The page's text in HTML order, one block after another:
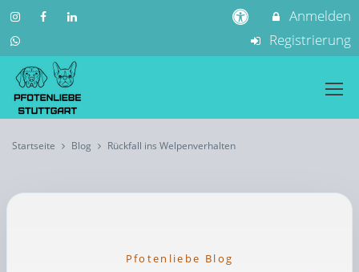
Anmelden
Registrierung
Startseite Blog Rückfall ins Welpenverhalten
Pfotenliebe Blog